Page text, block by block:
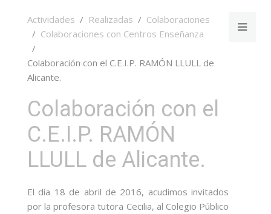
Actividades Realizadas
Colaboraciones
Colaboraciones con Centros Enseñanza
Colaboración con el C.E.I.P. RAMÓN LLULL de
Alicante.
Colaboración con el
C.E.I.P. RAMÓN
LLULL de Alicante.
El día 18 de abril de 2016, acudimos invitados
por la profesora tutora Cecilia, al Colegio Público